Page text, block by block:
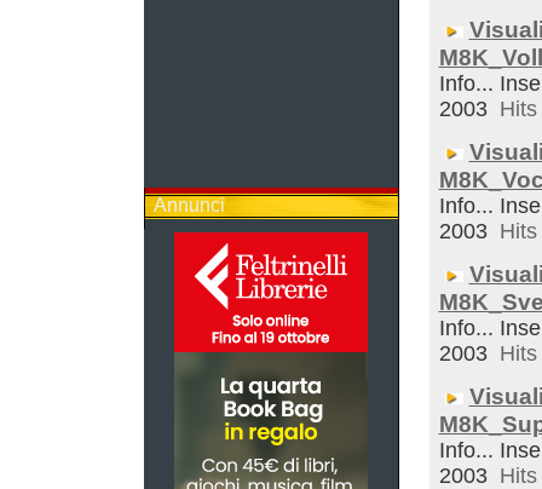
Annunci
Info...
2003
Info...
2003
Info...
2003
Info...
2003